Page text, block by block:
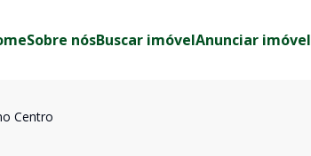
Sobre nósBuscar imóvelAnunciar imóvel
Centro